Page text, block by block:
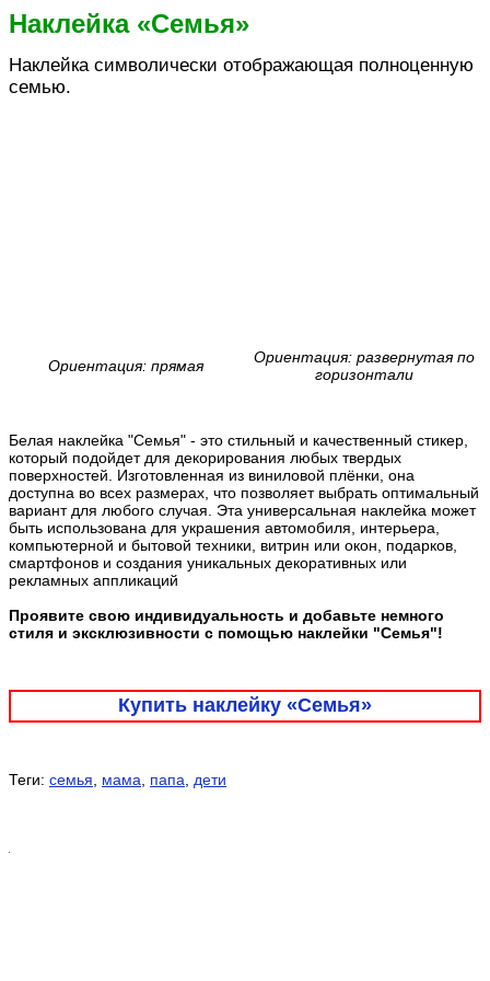
Наклейка «Семья»
Наклейка символически отображающая полноценную
семью.
Ориентация: прямая
Ориентация: развернутая по
горизонтали
Белая наклейка "Семья" - это стильный и качественный стикер,
который подойдет для декорирования любых твердых
поверхностей. Изготовленная из виниловой плёнки, она
доступна во всех размерах, что позволяет выбрать оптимальный
вариант для любого случая. Эта универсальная наклейка может
быть использована для украшения автомобиля, интерьера,
компьютерной и бытовой техники, витрин или окон, подарков,
смартфонов и создания уникальных декоративных или
рекламных аппликаций
Проявите свою индивидуальность и добавьте немного
стиля и эксклюзивности с помощью наклейки "Семья"!
Купить наклейку «Семья»
Теги: семья мама папа дети